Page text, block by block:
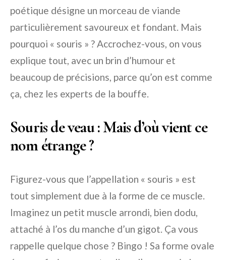
poétique désigne un morceau de viande
particulièrement savoureux et fondant. Mais
pourquoi « souris » ? Accrochez-vous, on vous
explique tout, avec un brin d’humour et
beaucoup de précisions, parce qu’on est comme
ça, chez les experts de la bouffe.
Souris de veau : Mais d’où vient ce
nom étrange ?
Figurez-vous que l’appellation « souris » est
tout simplement due à la forme de ce muscle.
Imaginez un petit muscle arrondi, bien dodu,
attaché à l’os du manche d’un gigot. Ça vous
rappelle quelque chose ? Bingo ! Sa forme ovale